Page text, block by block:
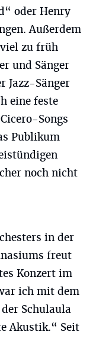
oder Henry
Außerdem
zu früh
und Sänger
Jazz-Sänger
eine feste
Songs
Publikum
noch nicht
in der
freut
Konzert im
ich mit dem
Schulaula
Akustik.“ Seit